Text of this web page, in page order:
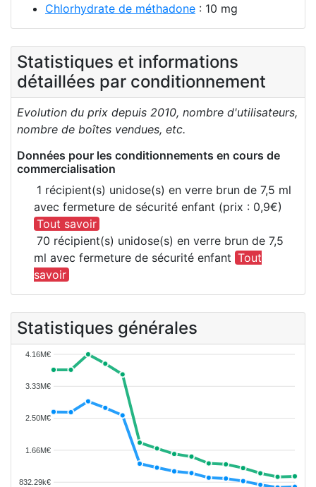
Chlorhydrate de méthadone : 10 mg
Statistiques et informations
détaillées par conditionnement
Evolution du prix depuis 2010, nombre d'utilisateurs,
nombre de boîtes vendues, etc.
Données pour les conditionnements en cours de
commercialisation
1 récipient(s) unidose(s) en verre brun de 7,5 ml
avec fermeture de sécurité enfant (prix : 0,9€)
Tout savoir
70 récipient(s) unidose(s) en verre brun de 7,5
ml avec fermeture de sécurité enfant Tout
savoir
Statistiques générales
4.16M€
3.33M€
2.50M€
1.66M€
832.29k€